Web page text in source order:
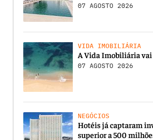
07 AGOSTO 2026
VIDA IMOBILIÁRIA
A Vida Imobiliária vai
07 AGOSTO 2026
NEGÓCIOS
Hotéis já captaram
superior a 500